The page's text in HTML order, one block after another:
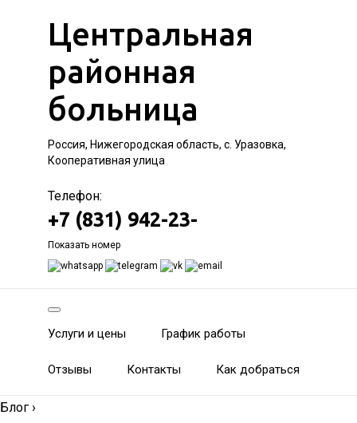
Центральная
районная
больница
Россия, Нижегородская область, с. Уразовка,
Кооперативная улица
Телефон:
+7 (831) 942-23-
Показать номер
Услуги и цены График работы
Отзывы Контакты Как добраться
Блог ›